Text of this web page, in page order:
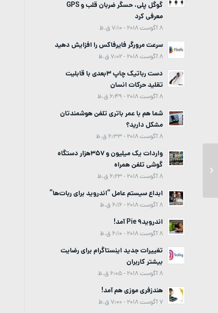
گوگل پلی، حسگر ضربان قلب و GPS
معرفی کرد
8 آگوست 2018 - 7:10 ق.ظ
سرعت مرورگر فایرفاکس را افزایش دهید
8 آگوست 2018 - 7:02 ق.ظ
دست رباتیک چاپ 3بعدی با قابلیت
تقلید حرکات انسان
8 آگوست 2018 - 6:49 ق.ظ
شما هم با عمر باتری تلفن هوشمندتان
مشکل دارید؟
8 آگوست 2018 - 6:33 ق.ظ
واردات یک میلیون و 357هزار دستگاه
گوشی تلفن همراه
8 آگوست 2018 - 6:23 ق.ظ
ابداع سیستم عامل “اندروید برای ربات‌ها”
8 آگوست 2018 - 6:16 ق.ظ
اندروید9 Pie آمد!
8 آگوست 2018 - 6:10 ق.ظ
تغییرات جدید اینستاگرام برای رضایت
بیشتر کاربران
8 آگوست 2018 - 6:05 ق.ظ
هندزفری موزی هم آمد!
7 آگوست 2018 - 7:00 ق.ظ
پست مورخ June 20, 2016 at 06:13PM